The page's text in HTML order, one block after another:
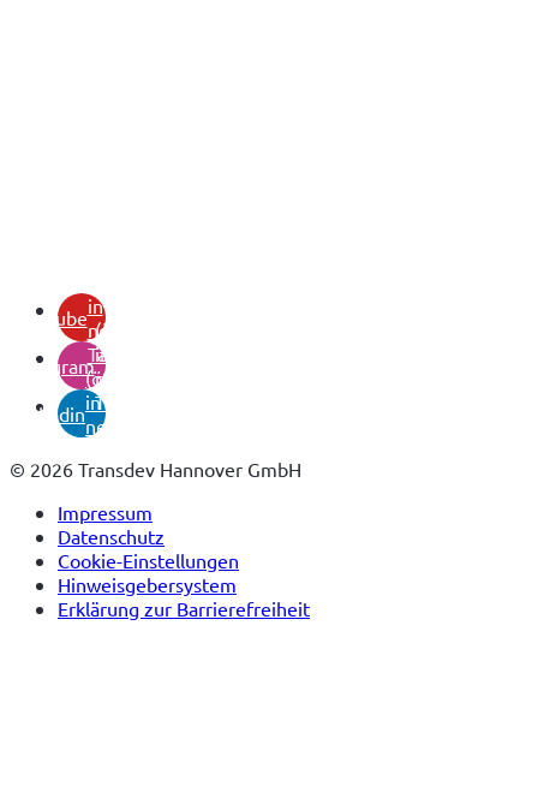
youtubein
neuem
Tab)
instagram
(öffnet
in
neuem
Tab)
linkedin
(öffnet
in
neuem
© 2026 Transdev Hannover GmbH
Impressum
Datenschutz
Cookie-Einstellungen
Hinweisgebersystem
Erklärung zur Barrierefreiheit